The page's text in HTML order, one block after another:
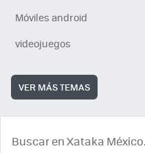
Móviles android
videojuegos
VER MÁS TEMAS